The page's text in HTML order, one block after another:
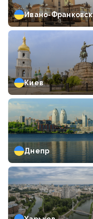
Ивано-Франковск
Киев
Днепр